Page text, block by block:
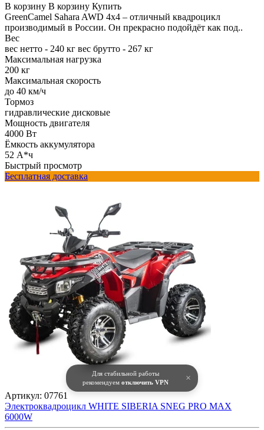
Для стабильной работы
рекомендуем отключить VPN ×
В корзину В корзину Купить
GreenCamel Sahara AWD 4x4 – отличный квадроцикл
производимый в России. Он прекрасно подойдёт как под..
Вес
вес нетто - 240 кг вес брутто - 267 кг
Максимальная нагрузка
200 кг
Максимальная скорость
до 40 км/ч
Тормоз
гидравлические дисковые
Мощность двигателя
4000 Вт
Ёмкость аккумулятора
52 А*ч
Быстрый просмотр
Бесплатная доставка
Артикул: 07761
Электроквадроцикл WHITE SIBERIA SNEG PRO MAX
6000W